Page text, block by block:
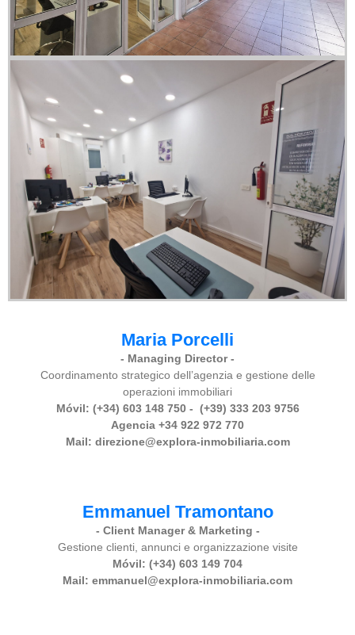
Maria Porcelli
- Managing Director -
Coordinamento strategico dell’agenzia e gestione delle
operazioni immobiliari
Móvil: (+34) 603 148 750 - (+39) 333 203 9756
Agencia +34 922 972 770
Mail: direzione@explora-inmobiliaria.com
Emmanuel Tramontano
- Client Manager & Marketing -
Gestione clienti, annunci e organizzazione visite
Móvil: (+34) 603 149 704
Mail: emmanuel@explora-inmobiliaria.com